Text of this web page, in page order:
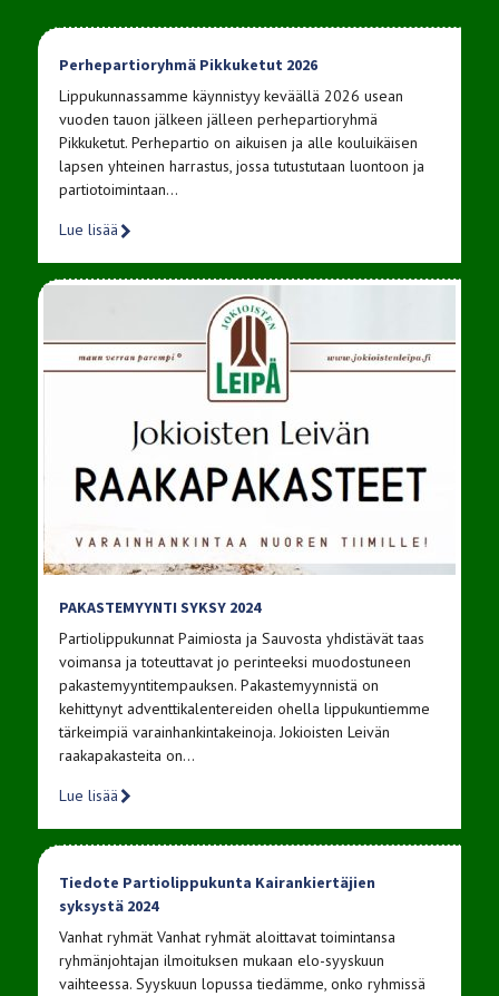
Perhepartioryhmä Pikkuketut 2026
Lippukunnassamme käynnistyy keväällä 2026 usean
vuoden tauon jälkeen jälleen perhepartioryhmä
Pikkuketut. Perhepartio on aikuisen ja alle kouluikäisen
lapsen yhteinen harrastus, jossa tutustutaan luontoon ja
partiotoimintaan…
Lue lisää
PAKASTEMYYNTI SYKSY 2024
Partiolippukunnat Paimiosta ja Sauvosta yhdistävät taas
voimansa ja toteuttavat jo perinteeksi muodostuneen
pakastemyyntitempauksen. Pakastemyynnistä on
kehittynyt adventtikalentereiden ohella lippukuntiemme
tärkeimpiä varainhankintakeinoja. Jokioisten Leivän
raakapakasteita on…
Lue lisää
Tiedote Partiolippukunta Kairankiertäjien
syksystä 2024
Vanhat ryhmät Vanhat ryhmät aloittavat toimintansa
ryhmänjohtajan ilmoituksen mukaan elo-syyskuun
vaihteessa. Syyskuun lopussa tiedämme, onko ryhmissä